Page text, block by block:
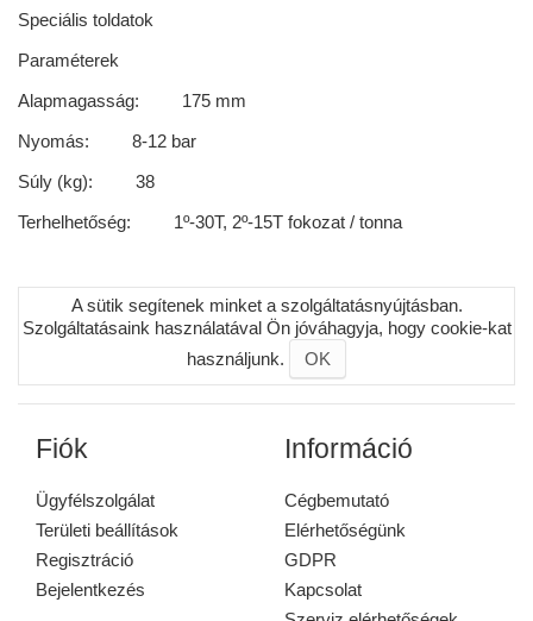
Speciális toldatok
Paraméterek
Alapmagasság: 175 mm
Nyomás: 8-12 bar
Súly (kg): 38
Terhelhetőség: 1º-30T, 2º-15T fokozat / tonna
A sütik segítenek minket a szolgáltatásnyújtásban.
Szolgáltatásaink használatával Ön jóváhagyja, hogy cookie-kat
használjunk.
OK
Fiók
Ügyfélszolgálat
Területi beállítások
Regisztráció
Bejelentkezés
Információ
Cégbemutató
Elérhetőségünk
GDPR
Kapcsolat